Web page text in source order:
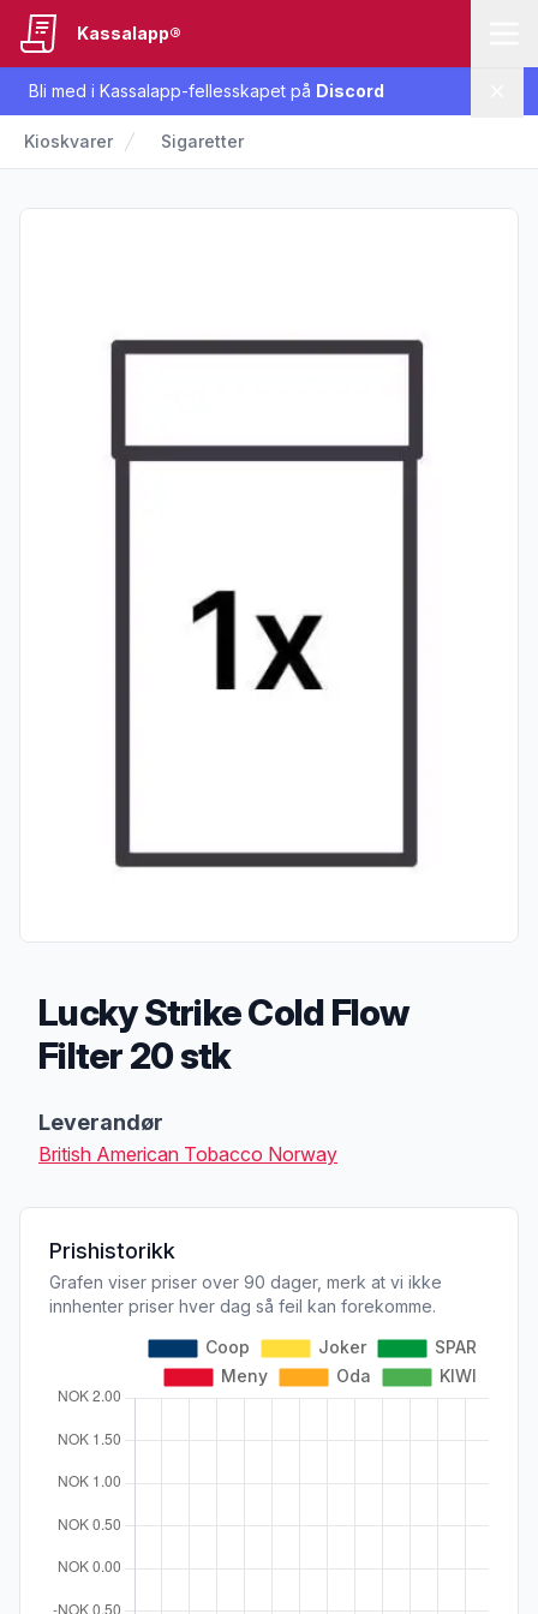
Bli med i Kassalapp-fellesskapet på Discord
Kassalapp®
Kioskvarer Sigaretter
Lucky Strike Cold Flow
Filter 20 stk
Leverandør
British American Tobacco Norway
Prishistorikk
Grafen viser priser over 90 dager, merk at vi ikke
innhenter priser hver dag så feil kan forekomme.